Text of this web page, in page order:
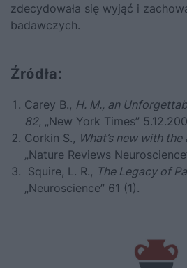
zdecydowała się wyjąć i
badawczych.
Źródła:
Carey B., H. M., an
82, „New York Times”
Corkin S., What’s new with
„Nature Reviews
Squire, L. R., The Legacy of
„Neuroscience” 61 (1).